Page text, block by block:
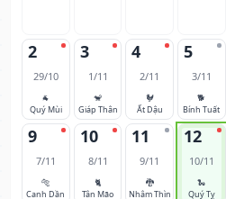
2
29/10
🐐
Quý Mùi
3
1/11
🐒
Giáp Thân
4
2/11
🐓
Ất Dậu
5
3/11
🐕
Bính Tuất
9
7/11
🐅
Canh Dần
10
8/11
🐈
Tân Mão
11
9/11
🐉
Nhâm Thìn
12
10/11
🐍
Quý Tỵ